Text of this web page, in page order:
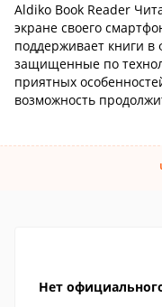
Aldiko Book Reader
экране своего
поддерживает книги в
защищенные по
приятных
возможность
Нет